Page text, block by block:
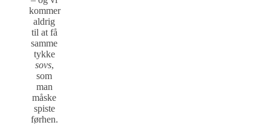
kommer
aldrig
til at få
samme
tykke
sovs,
som
man
måske
spiste
førhen.